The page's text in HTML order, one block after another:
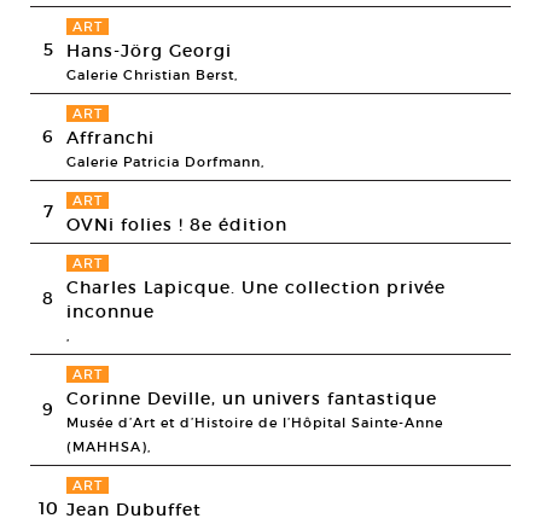
5
ART
Hans-Jörg Georgi
Galerie Christian Berst,
6
ART
Affranchi
Galerie Patricia Dorfmann,
7 ART
OVNi folies ! 8e édition
8
ART
Charles Lapicque. Une collection privée
inconnue
,
9
ART
Corinne Deville, un univers fantastique
Musée d’Art et d’Histoire de l’Hôpital Sainte-Anne
(MAHHSA),
10
ART
Jean Dubuffet